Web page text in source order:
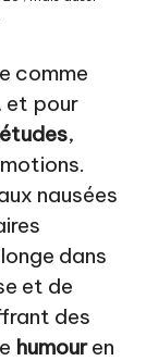
comme
et pour
,
nausées
dans
et de
des
humouren